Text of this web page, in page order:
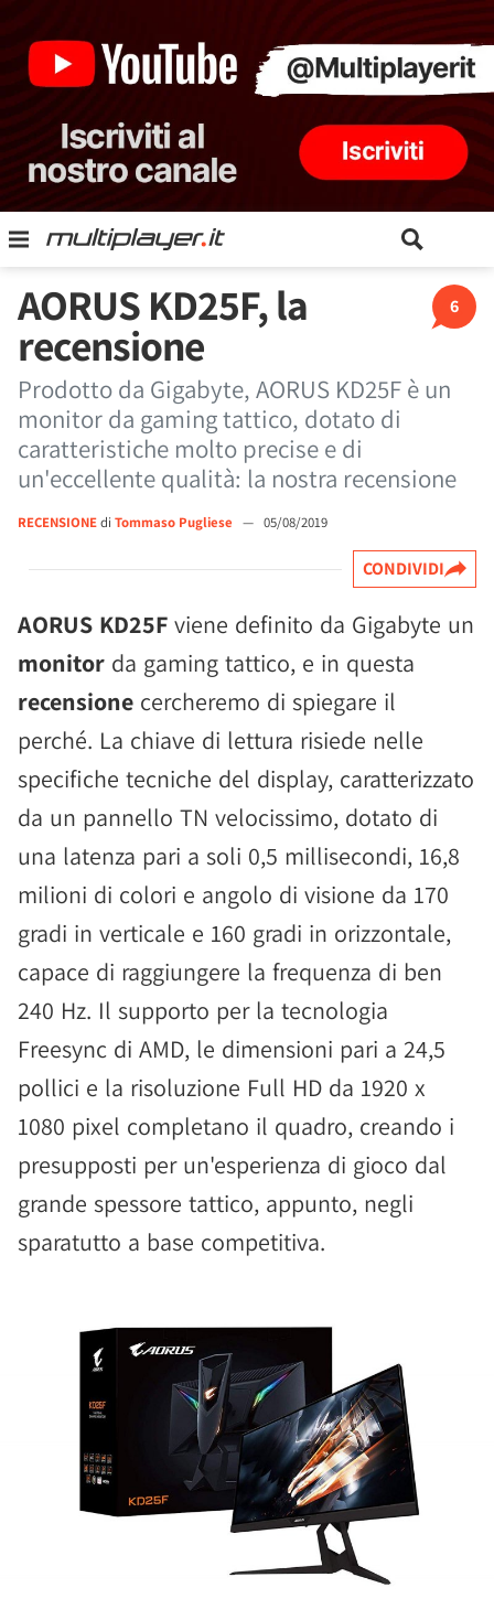
6
AORUS KD25F, la
recensione
Prodotto da Gigabyte, AORUS KD25F è un
monitor da gaming tattico, dotato di
caratteristiche molto precise e di
un'eccellente qualità: la nostra recensione
RECENSIONEdi Tommaso Pugliese — 05/08/2019
CONDIVIDI
AORUS KD25F viene definito da Gigabyte un
monitor da gaming tattico, e in questa
recensione cercheremo di spiegare il
perché. La chiave di lettura risiede nelle
specifiche tecniche del display, caratterizzato
da un pannello TN velocissimo, dotato di
una latenza pari a soli 0,5 millisecondi, 16,8
milioni di colori e angolo di visione da 170
gradi in verticale e 160 gradi in orizzontale,
capace di raggiungere la frequenza di ben
240 Hz. Il supporto per la tecnologia
Freesync di AMD, le dimensioni pari a 24,5
pollici e la risoluzione Full HD da 1920 x
1080 pixel completano il quadro, creando i
presupposti per un'esperienza di gioco dal
grande spessore tattico, appunto, negli
sparatutto a base competitiva.